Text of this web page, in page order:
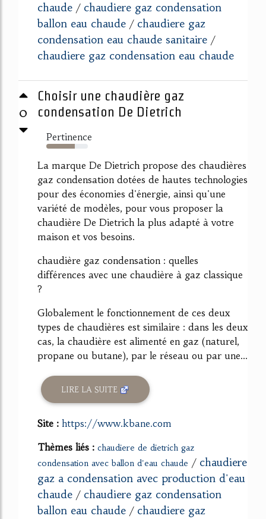
chaude / chaudiere gaz condensation
ballon eau chaude / chaudiere gaz
condensation eau chaude sanitaire /
chaudiere gaz condensation eau chaude
0
Choisir une chaudière gaz
condensation De Dietrich
Pertinence
68%
La marque De Dietrich propose des chaudières
gaz condensation dotées de hautes technologies
pour des économies d'énergie, ainsi qu'une
variété de modèles, pour vous proposer la
chaudière De Dietrich la plus adapté à votre
maison et vos besoins.
chaudière gaz condensation : quelles
différences avec une chaudière à gaz classique
?
Globalement le fonctionnement de ces deux
types de chaudières est similaire : dans les deux
cas, la chaudière est alimenté en gaz (naturel,
propane ou butane), par le réseau ou par une...
LIRE LA SUITE
Site : https://www.kbane.com
Thèmes liés : chaudiere de dietrich gaz
condensation avec ballon d'eau chaude / chaudiere
gaz a condensation avec production d'eau
chaude / chaudiere gaz condensation
ballon eau chaude / chaudiere gaz